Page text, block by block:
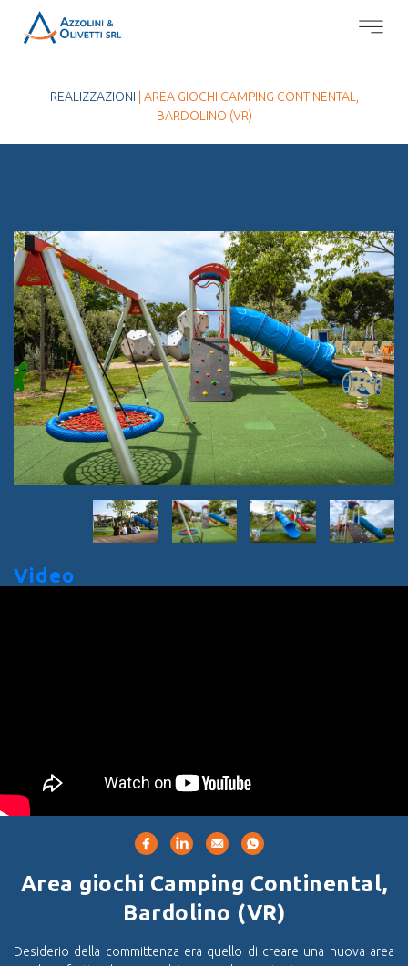
REALIZZAZIONI | AREA GIOCHI CAMPING CONTINENTAL,
BARDOLINO (VR)
Video
Area giochi Camping Continental,
Bardolino (VR)
Desiderio della committenza era quello di creare una nuova area